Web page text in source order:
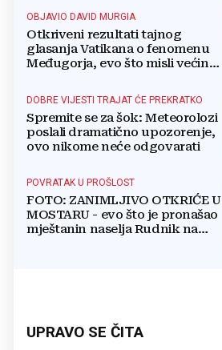
OBJAVIO DAVID MURGIA
Otkriveni rezultati tajnog
glasanja Vatikana o fenomenu
Međugorja, evo što misli većina
DOBRE VIJESTI TRAJAT ĆE PREKRATKO
Spremite se za šok: Meteorolozi
poslali dramatično upozorenje,
ovo nikome neće odgovarati
POVRATAK U PROŠLOST
FOTO: ZANIMLJIVO OTKRIĆE U
MOSTARU - evo što je pronašao
mještanin naselja Rudnik na
UPRAVO SE ČITA